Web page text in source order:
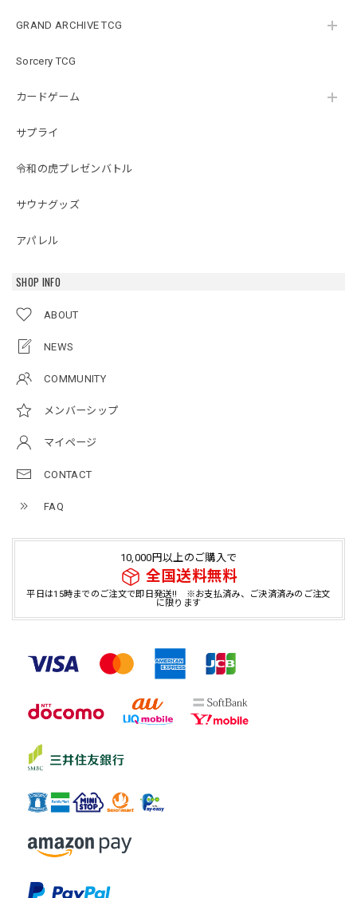
GRAND ARCHIVE TCG
Sorcery TCG
カードゲーム
サプライ
令和の虎プレゼンバトル
サウナグッズ
アパレル
SHOP INFO
ABOUT
NEWS
COMMUNITY
メンバーシップ
マイページ
CONTACT
FAQ
10,000円以上のご購入で
全国送料無料
平日は15時までのご注文で即日発送!! ※お支払済み、ご決済済みのご注文
に限ります